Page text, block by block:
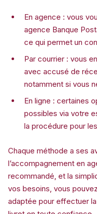
En agence : vous
agence Banque
ce qui permet un
Par courrier : vous
avec accusé de
notamment si vous
En ligne : certaines
possibles via votre
la procédure pour
Chaque méthode a ses
l’accompagnement en
recommandé, et la
vos besoins, vous
adaptée pour effectuer